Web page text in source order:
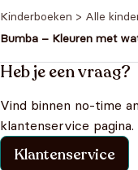
Kinderboeken > Alle
Bumba – Kleuren met
Heb je een vraag?
Vind binnen no-time
klantenservice pagina.
Klantenservice